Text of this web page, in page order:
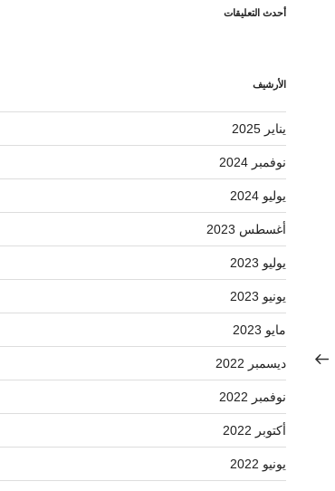
أحدث التعليقات
الأرشيف
يناير 2025
نوفمبر 2024
يوليو 2024
أغسطس 2023
يوليو 2023
يونيو 2023
مايو 2023
ديسمبر 2022
نوفمبر 2022
أكتوبر 2022
يونيو 2022